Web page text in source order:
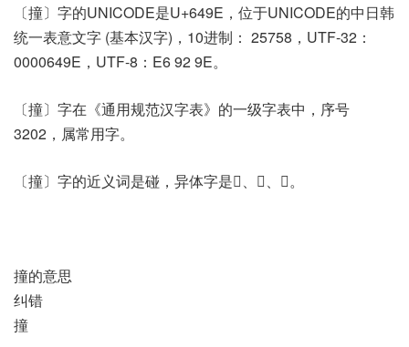
〔撞〕字的UNICODE是U+649E，位于UNICODE的中日韩
统一表意文字 (基本汉字)，10进制： 25758，UTF-32：
0000649E，UTF-8：E6 92 9E。
〔撞〕字在《通用规范汉字表》的一级字表中，序号
3202，属常用字。
〔撞〕字的近义词是碰，异体字是𢭩、𨀵、𫝿。
撞的意思
纠错
撞